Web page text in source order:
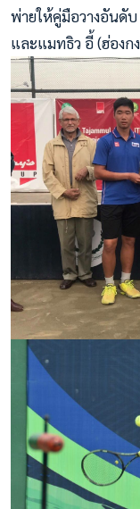
พ่ายให้คู่มือวางอันดั
และแมทธิว อี้ (ฮ่องก